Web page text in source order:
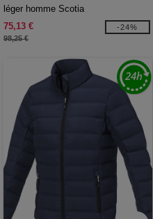
léger homme Scotia
75,13 €
98,25 €
-24%